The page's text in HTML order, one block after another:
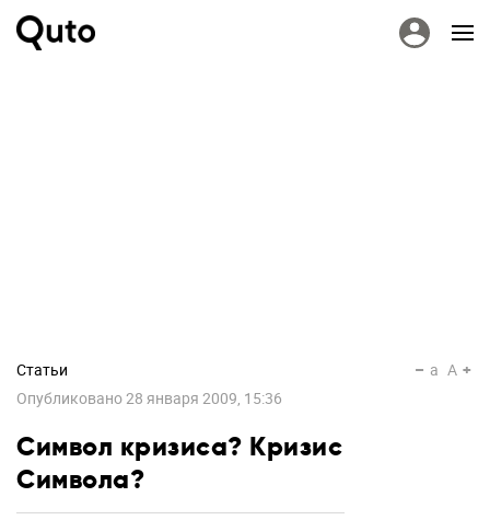
Статьи
Опубликовано28 января 2009, 15:36
a A
Символ кризиса? Кризис
Символа?